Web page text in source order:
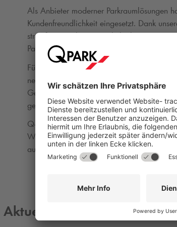
Als Anbieter moderner Parkraumlösungen
Kundenfreundlichkeit eingesetzt. Dank
stressfreies Parken ermöglicht, konnten
Parkplatzsuche bis zur perfekt geplanten
Für 2025 haben wir uns viel
neue Technologien einzubinden und die
Gemeinsam mit Ihnen möchten wir einen
gehen.
Q-ParkGermany wünscht allen Partnern,
Weihnachtszeit, einen guten Übergang ins
auch 2025 weiterhin gemeinsam Großes
Aktuelle News